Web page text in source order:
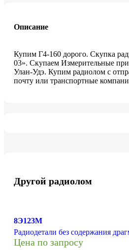
Описание
Купим Г4-160 дорого. Скупка
03». Скупаем Измерительные
Улан-Удэ. Купим радиолом с
почту или транспортные
Другой радиолом
8Э123М
Радиодетали без содержания
Цена по запросу